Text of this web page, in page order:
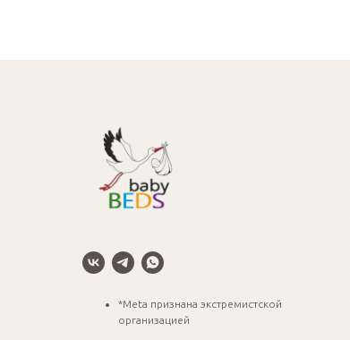
*Meta признана экстремистской
организацией